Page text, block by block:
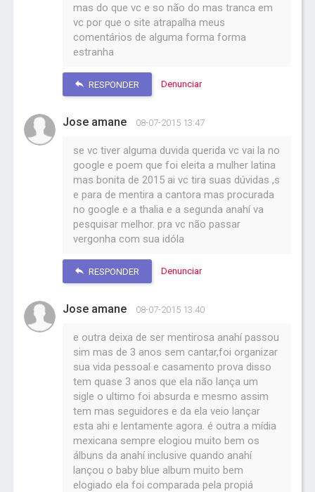
mas do que vc e so não do mas tranca em
vc por que o site atrapalha meus
comentários de alguma forma forma
estranha
RESPONDER Denunciar
Jose amane 08-07-2015 13:47
se vc tiver alguma duvida querida vc vai la no
google e poem que foi eleita a mulher latina
mas bonita de 2015 ai vc tira suas dúvidas ,s
e para de mentira a cantora mas procurada
no google e a thalia e a segunda anahí va
pesquisar melhor. pra vc não passar
vergonha com sua idóla
RESPONDER Denunciar
Jose amane 08-07-2015 13:40
e outra deixa de ser mentirosa anahí passou
sim mas de 3 anos sem cantar,foi organizar
sua vida pessoal e casamento prova disso
tem quase 3 anos que ela não lança um
sigle o ultimo foi absurda e mesmo assim
tem mas seguidores e da ela veio lançar
esta ahi e lentamente agora. é outra a mídia
mexicana sempre elogiou muito bem os
álbuns da anahí inclusive quando anahí
lançou o baby blue album muito bem
elogiado ela foi comparada pela propiá